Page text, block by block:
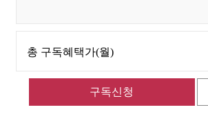
총 구독혜택가(월)